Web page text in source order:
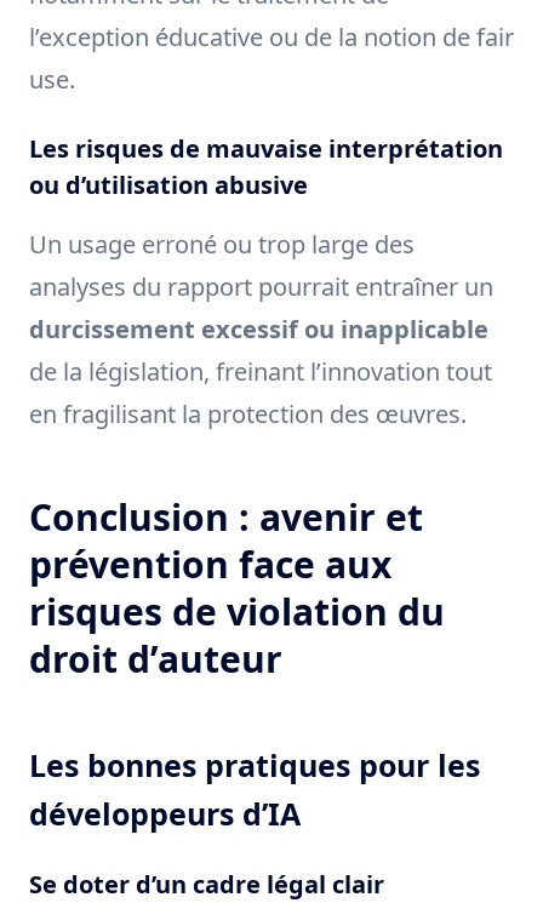
l’exception éducative ou de la notion de fair
use.
Les risques de mauvaise interprétation
ou d’utilisation abusive
Un usage erroné ou trop large des
analyses du rapport pourrait entraîner un
durcissement excessif ou inapplicable
de la législation, freinant l’innovation tout
en fragilisant la protection des œuvres.
Conclusion : avenir et
prévention face aux
risques de violation du
droit d’auteur
Les bonnes pratiques pour les
développeurs d’IA
Se doter d’un cadre légal clair